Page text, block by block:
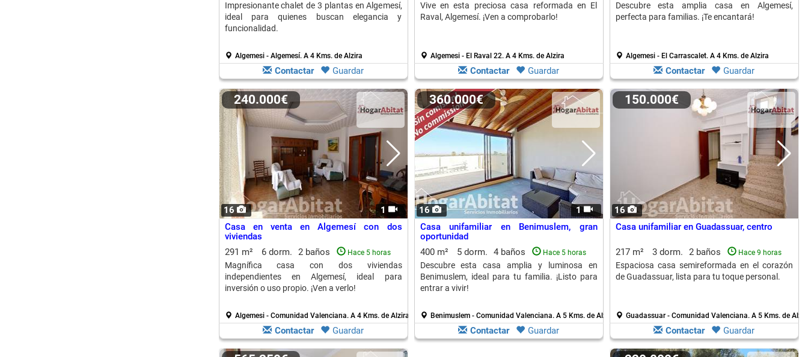
Impresionante chalet de 3 plantas en Algemesí,
ideal para quienes buscan elegancia y
funcionalidad.
Algemesi - Algemesí. A 4 Kms. de Alzira
Contactar Guardar
Vive en esta preciosa casa reformada en El
Raval, Algemesí. ¡Ven a comprobarlo!
Algemesi - El Raval 22. A 4 Kms. de Alzira
Contactar Guardar
Descubre esta amplia casa en Algemesí,
perfecta para familias. ¡Te encantará!
Algemesi - El Carrascalet. A 4 Kms. de Alzira
Contactar Guardar
16 1
240.000€
Casa en venta en Algemesí con dos
viviendas
291 m²
6 dorm. 2 baños Hace 5 horas
Magnífica casa con dos viviendas
independientes en Algemesí, ideal para
inversión o uso propio. ¡Ven a verlo!
Algemesi - Comunidad Valenciana. A 4 Kms. de Alzira
Contactar Guardar
16 1
360.000€
Casa unifamiliar en Benimuslem, gran
oportunidad
400 m²
5 dorm. 4 baños Hace 5 horas
Descubre esta casa amplia y luminosa en
Benimuslem, ideal para tu familia. ¡Listo para
entrar a vivir!
Benimuslem - Comunidad Valenciana. A 5 Kms. de Alzira
Contactar Guardar
16
150.000€
Casa unifamiliar en Guadassuar, centro
217 m² 3 dorm. 2 baños Hace 9 horas
Espaciosa casa semireformada en el corazón
de Guadassuar, lista para tu toque personal.
Guadassuar - Comunidad Valenciana. A 5 Kms. de
Contactar Guardar